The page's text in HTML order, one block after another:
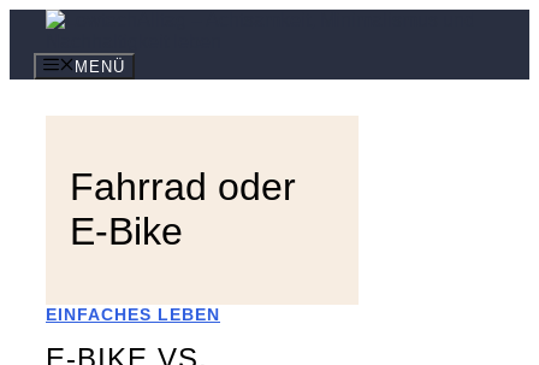
springenMENÜ
Fahrrad oder
E-Bike
EINFACHES LEBEN
E-BIKE VS.